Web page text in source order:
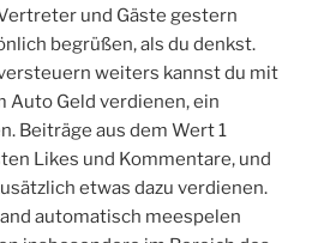
und Gäste gestern
begrüßen, als du denkst.
weiters kannst du mit
Auto Geld verdienen, ein
Beiträge aus dem Wert 1
Likes und Kommentare, und
etwas dazu verdienen.
automatisch meespelen